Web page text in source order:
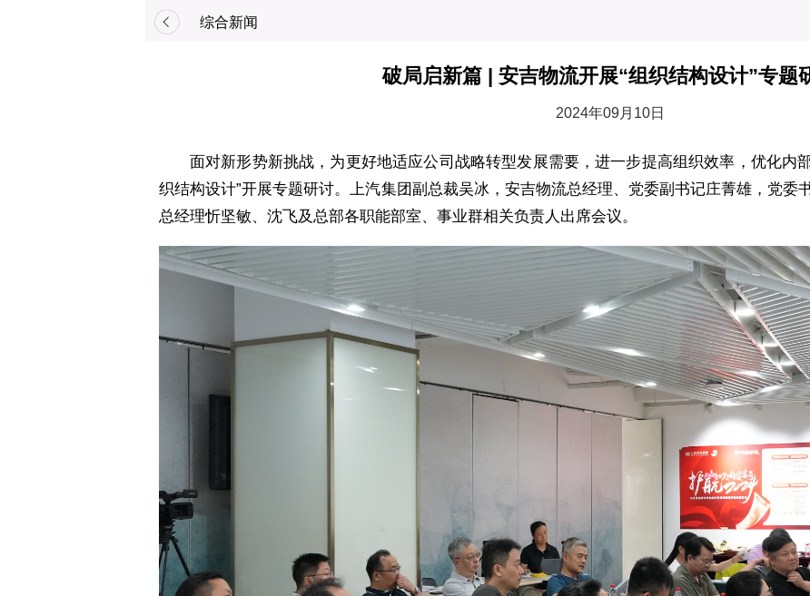
综合新闻
破局启新篇 | 安吉物流开展“组织结构设计”专题
2024年09月10日
面对新形势新挑战，为更好地适应公司战略转型发展需要，进一步提高组织效率，优化内
织结构设计”开展专题研讨。上汽集团副总裁吴冰，安吉物流总经理、党委副书记庄菁雄，党委
总经理忻坚敏、沈飞及总部各职能部室、事业群相关负责人出席会议。